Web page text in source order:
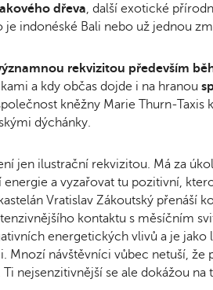
dřeva, další exotické
indonéské Bali nebo už jednou
rekvizitou především
a kdy občas dojde i na hranou
kněžny Marie Thurn-Taxis
dýchánky.
jen ilustrační rekvizitou. Má za
a vyzařovat tu pozitivní,
Vratislav Zákoutský přenáší
kontaktu s měsíčním
energetických vlivů a je
Mnozí návštěvníci vůbec netuší,
nejsenzitivnější se ale dokážou na